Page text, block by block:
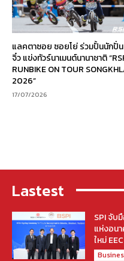
แลคตาซอย ซอยโย่ ร่วมปั้นนักปั่น
จิ๋ว แข่งทัวร์นาเมนต์นานาชาติ
RUNBIKE ON TOUR
2026”
17/07/2026
Lastest
SPI จับ
แห่งอน
ใหม่ EEC